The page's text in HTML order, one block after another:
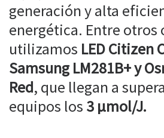
generación y alta
energética. Entre otros
utilizamos LED Citizen
Samsung LM281B+ y
Red, que llegan a
equipos los 3 µmol/J.